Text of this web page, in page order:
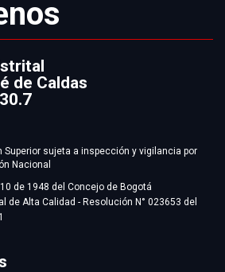
de Caldas
Superior sujeta a inspección y vigilancia por
Nacional
de 1948 del Concejo de Bogotá
Alta Calidad - Resolución N° 023653 del